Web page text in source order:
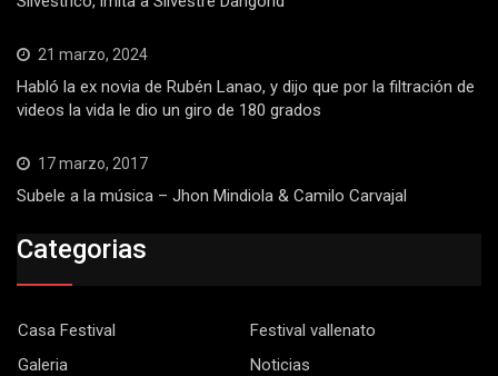
21 marzo, 2024
Habló la ex novia de Rubén Lanao, y dijo que por la filtración de
videos la vida le dio un giro de 180 grados
17 marzo, 2017
Subele a la música – Jhon Mindiola & Camilo Carvajal
Categorias
Casa Festival
Festival vallenato
Galeria
Noticias